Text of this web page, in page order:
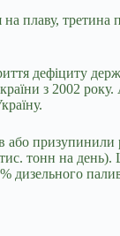
плаву, третина
дефіциту
з 2002
або
тонн на день).
дизельного